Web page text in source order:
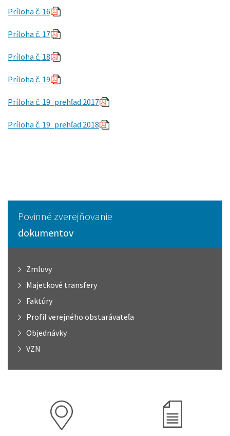
Príloha č. 16
Príloha č. 17
Príloha č. 18
Príloha č. 19
Príloha č. 19_prehľad 2017
Príloha č. 19_prehľad 2018
Povinné zverejňovanie
dokumentov
Zmluvy
Majetkové transfery
Faktúry
Profil verejného obstarávateľa
Objednávky
VZN